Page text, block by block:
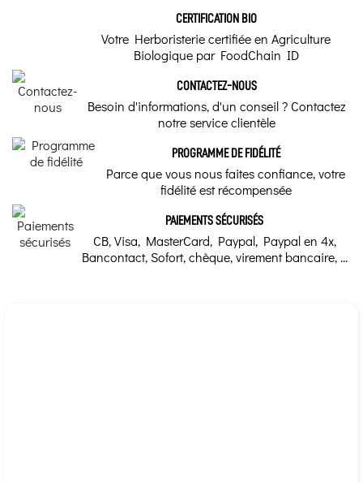
CERTIFICATION BIO
Votre Herboristerie certifiée en Agriculture
Biologique par FoodChain ID
CONTACTEZ-NOUS
Besoin d'informations, d'un conseil ? Contactez
notre service clientèle
PROGRAMME DE FIDÉLITÉ
Parce que vous nous faites confiance, votre
fidélité est récompensée
PAIEMENTS SÉCURISÉS
CB, Visa, MasterCard, Paypal, Paypal en 4x,
Bancontact, Sofort, chèque, virement bancaire, ...